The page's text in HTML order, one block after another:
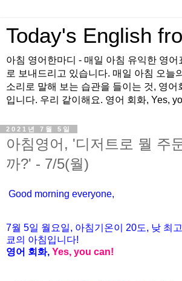
Today's English
아침 영어한마디 - 매일 아침 유익한 영어
로 보내드리고 있습니다. 매일 아침 오늘
소리로 말해 보는 습관을 들이는 것, 영어
입니다. 우리 같이해요. 영어 회화, Yes,
2021년 7월 5일
아침영어, '디저트로 뭘 주
까?' - 7/5(월)
Good morning everyone,
7월 5일 월요일, 아침기온이 20도, 낮 최
쿄의 아침입니다!
영어 회화, Yes, you can!